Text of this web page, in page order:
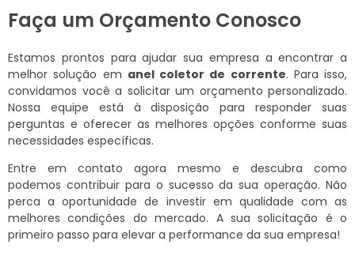
Faça um Orçamento Conosco
Estamos prontos para ajudar sua empresa a encontrar a
melhor solução em anel coletor de corrente. Para isso,
convidamos você a solicitar um orçamento personalizado.
Nossa equipe está à disposição para responder suas
perguntas e oferecer as melhores opções conforme suas
necessidades específicas.
Entre em contato agora mesmo e descubra como
podemos contribuir para o sucesso da sua operação. Não
perca a oportunidade de investir em qualidade com as
melhores condições do mercado. A sua solicitação é o
primeiro passo para elevar a performance da sua empresa!